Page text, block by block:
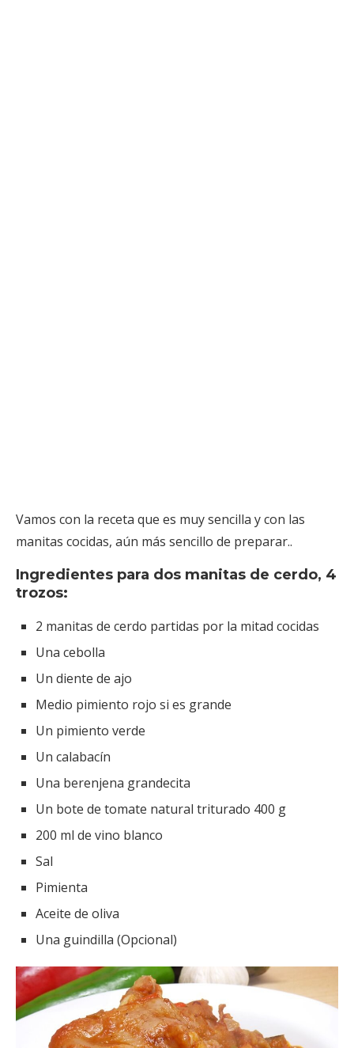
Vamos con la receta que es muy sencilla y con las
manitas cocidas, aún más sencillo de preparar..
Ingredientes para dos manitas de cerdo, 4
trozos:
2 manitas de cerdo partidas por la mitad cocidas
Una cebolla
Un diente de ajo
Medio pimiento rojo si es grande
Un pimiento verde
Un calabacín
Una berenjena grandecita
Un bote de tomate natural triturado 400 g
200 ml de vino blanco
Sal
Pimienta
Aceite de oliva
Una guindilla (Opcional)